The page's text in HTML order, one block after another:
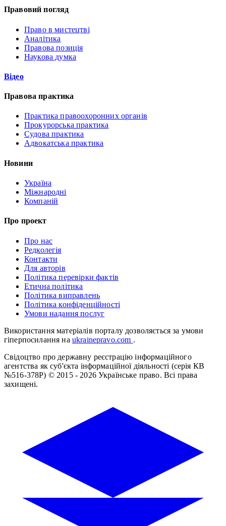
Правовий погляд
Право в мистецтві
Аналітика
Правова позиція
Наукова думка
Відео
Правова практика
Практика правоохоронних органів
Прокурорська практика
Судова практика
Адвокатська практика
Новини
Україна
Міжнародні
Компаній
Про проект
Про нас
Редколегія
Контакти
Для авторів
Політика перевірки фактів
Етична політика
Політика виправлень
Політика конфіденційності
Умови надання послуг
Використання матеріалів порталу дозволяється за умови
гіперпосилання на ukrainepravo.com .
Свідоцтво про державну реєстрацію інформаційного
агентства як суб'єкта інформаційної діяльності (серія КВ
№516-378Р) © 2015 - 2026 Українське право. Всі права
захищені.